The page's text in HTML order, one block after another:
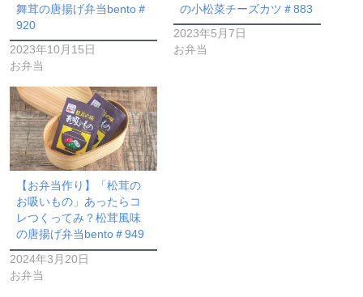
舞茸の唐揚げ弁当bento＃
920
2023年10月15日
お弁当
の小松菜チーズカツ＃883
2023年5月7日
お弁当
【お弁当作り】「松茸の
お吸いもの」あったらコ
レつくってみ？松茸風味
の唐揚げ弁当bento＃949
2024年3月20日
お弁当